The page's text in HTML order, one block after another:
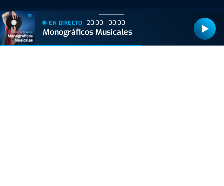
EN DIRECTO 20:00 - 00:00
Monográficos Musicales